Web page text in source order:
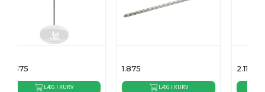
LÆG I KURV LÆG I KURV